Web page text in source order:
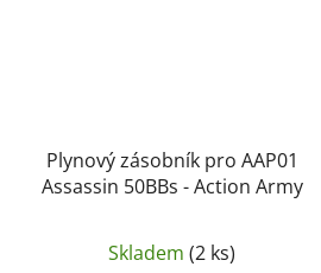
Plynový zásobník pro AAP01
Assassin 50BBs - Action Army
Skladem(2 ks)